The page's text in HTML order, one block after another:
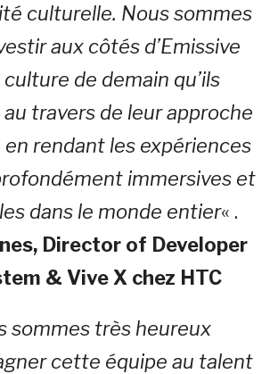
culturelle. Nous sommes
aux côtés d’Emissive
culture de demain qu’ils
travers de leur approche
en rendant les expériences
immersives et
dans le monde entier« .
Director of Developer
& Vive X chez HTC
sommes très heureux
cette équipe au talent